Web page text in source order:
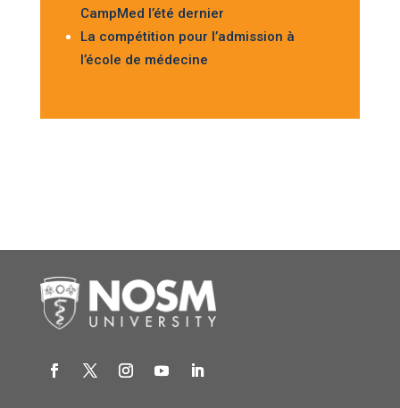
CampMed l’été dernier
La compétition pour l’admission à
l’école de médecine